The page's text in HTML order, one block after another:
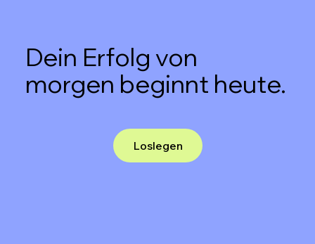
Dein Erfolg von
morgen beginnt heute.
Loslegen